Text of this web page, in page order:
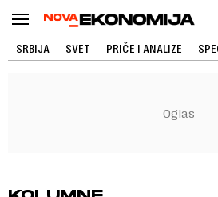
SRBIJA SVET PRIČE I ANALIZE